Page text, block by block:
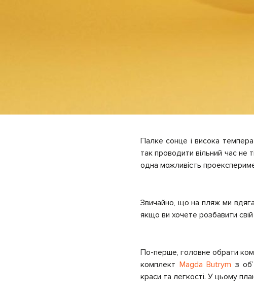
Палке сонце і висока
так проводити вільний час
одна можливість
Звичайно, що на пляж ми
якщо ви хочете розбавити
По-перше, головне обрати
комплект Magda Butrym з
краси та легкості. У цьому